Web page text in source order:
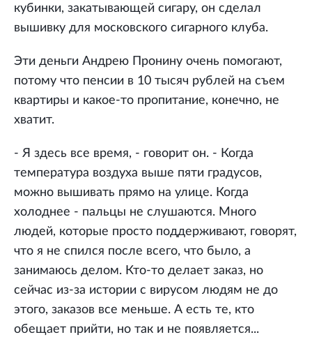
кубинки, закатывающей сигару, он сделал
вышивку для московского сигарного клуба.
Эти деньги Андрею Пронину очень помогают,
потому что пенсии в 10 тысяч рублей на съем
квартиры и какое-то пропитание, конечно, не
хватит.
- Я здесь все время, - говорит он. - Когда
температура воздуха выше пяти градусов,
можно вышивать прямо на улице. Когда
холоднее - пальцы не слушаются. Много
людей, которые просто поддерживают, говорят,
что я не спился после всего, что было, а
занимаюсь делом. Кто-то делает заказ, но
сейчас из-за истории с вирусом людям не до
этого, заказов все меньше. А есть те, кто
обещает прийти, но так и не появляется...